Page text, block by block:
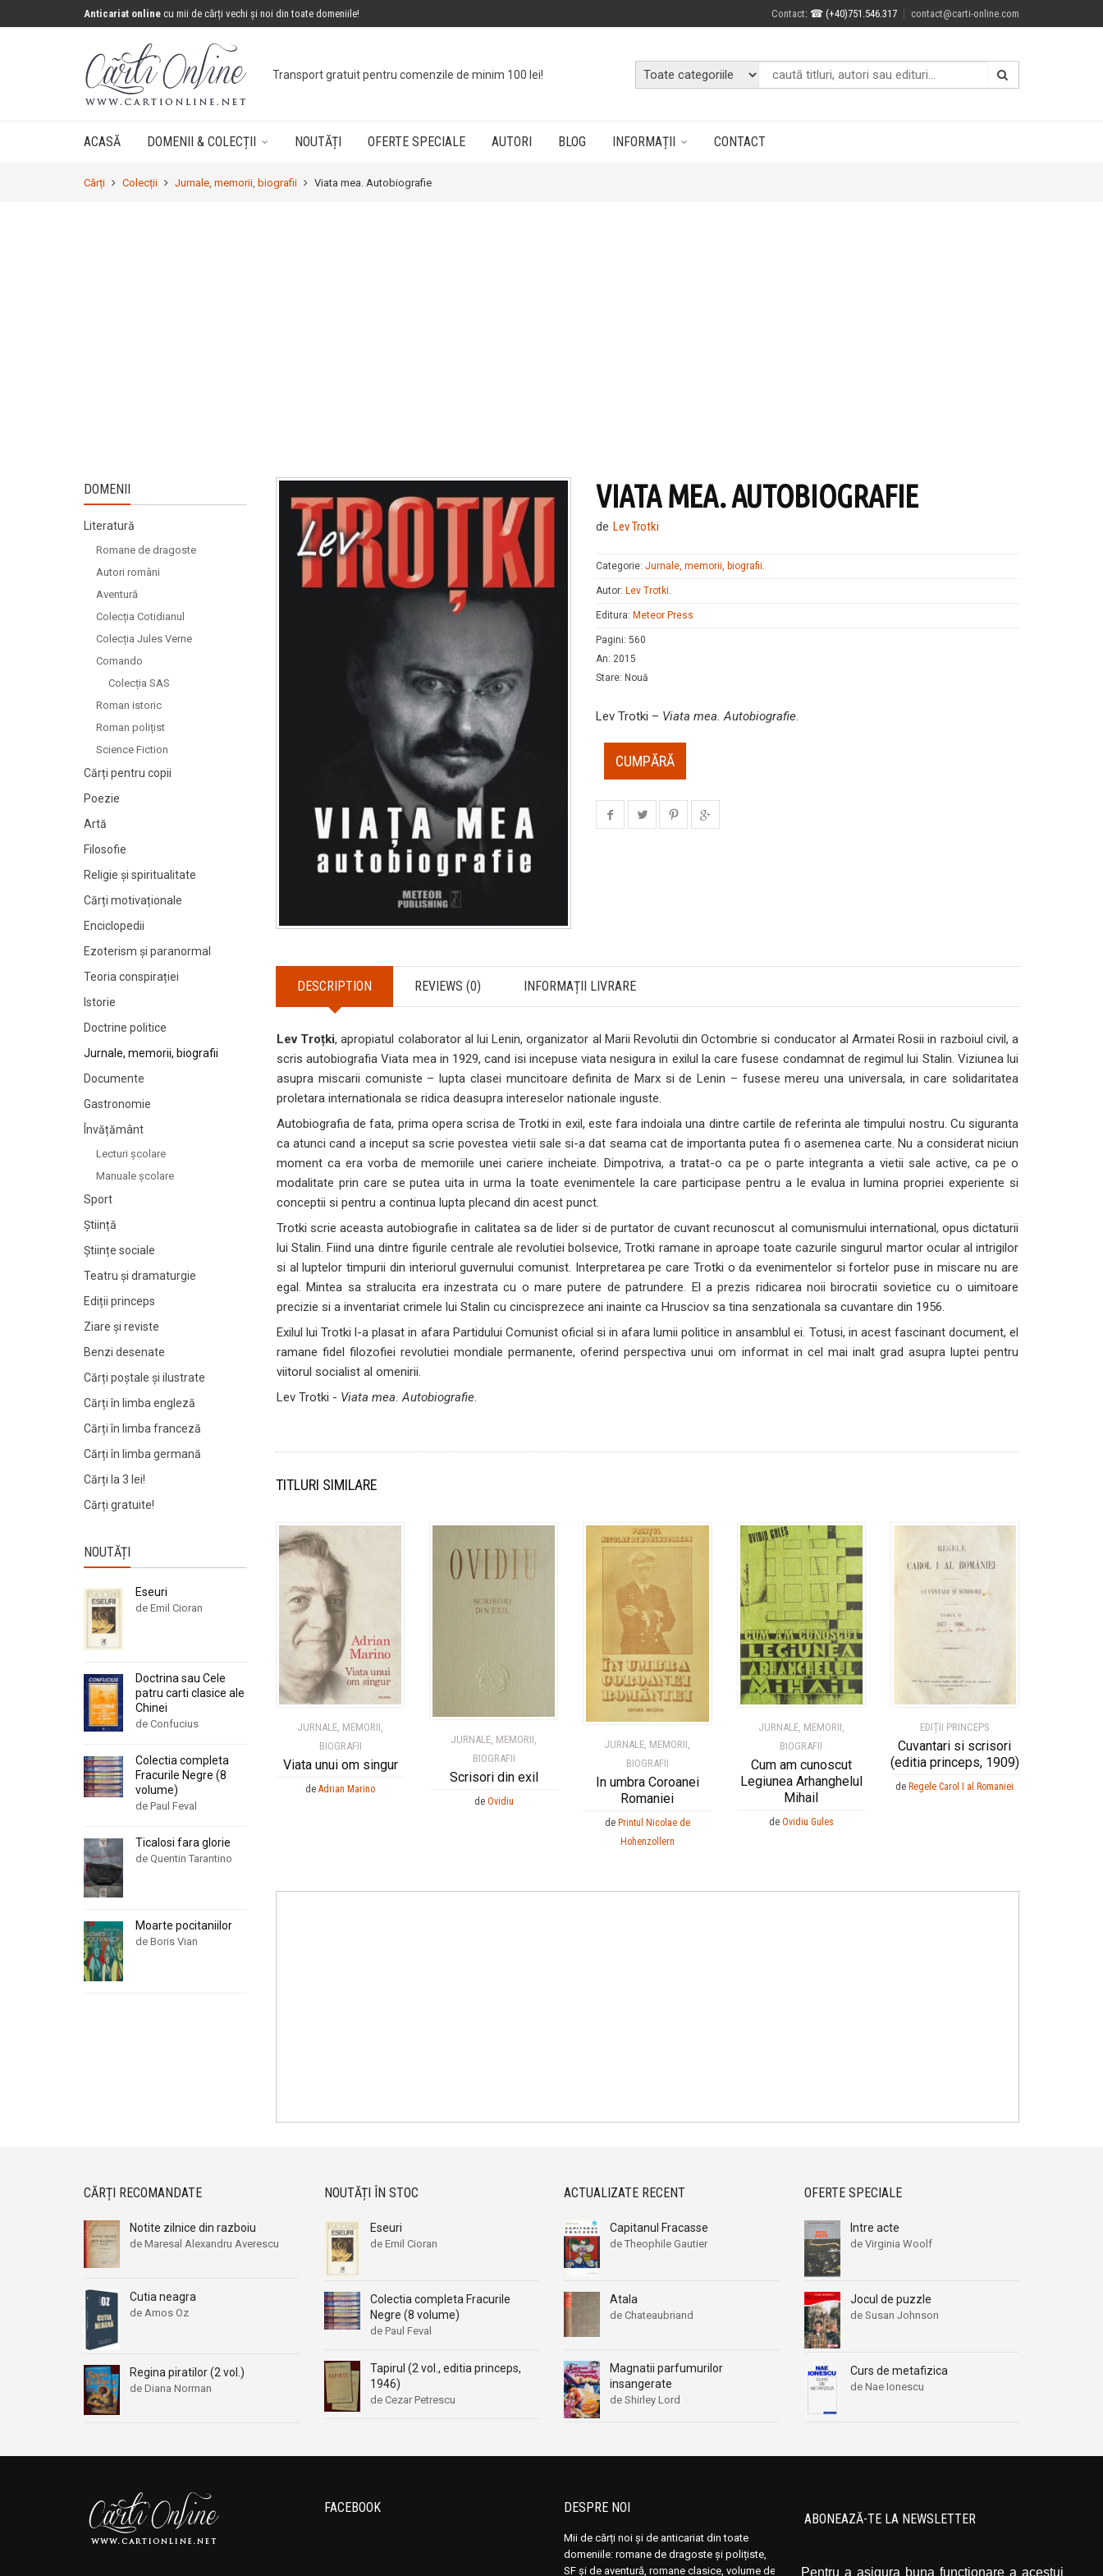
Pentru a asigura buna funcționare a acestui
Anticariat online cu mii de cărți vechi și noi din toate domeniile! Contact: ☎ (+40)751.546.317 contact@carti-online.com
Transport gratuit pentru comenzile de minim 100 lei!
ACASĂ DOMENII & COLECȚII NOUTĂȚI OFERTE SPECIALE AUTORI BLOG INFORMAȚII CONTACT
Cărți Colecții Jurnale, memorii, biografii Viata mea. Autobiografie
VIATA MEA. AUTOBIOGRAFIE
de Lev Trotki
Categorie: Jurnale, memorii, biografii.
Autor: Lev Trotki.
Editura: Meteor Press
Pagini: 560
An: 2015
Stare: Nouă
Lev Trotki – Viata mea. Autobiografie.
CUMPĂRĂ
DESCRIPTION REVIEWS (0) INFORMAȚII LIVRARE
Lev Troțki, apropiatul colaborator al lui Lenin, organizator al Marii Revolutii din Octombrie si conducator al Armatei Rosii in razboiul civil, a
scris autobiografia Viata mea in 1929, cand isi incepuse viata nesigura in exilul la care fusese condamnat de regimul lui Stalin. Viziunea lui
asupra miscarii comuniste – lupta clasei muncitoare definita de Marx si de Lenin – fusese mereu una universala, in care solidaritatea
proletara internationala se ridica deasupra intereselor nationale inguste.
Autobiografia de fata, prima opera scrisa de Trotki in exil, este fara indoiala una dintre cartile de referinta ale timpului nostru. Cu siguranta
ca atunci cand a inceput sa scrie povestea vietii sale si-a dat seama cat de importanta putea fi o asemenea carte. Nu a considerat niciun
moment ca era vorba de memoriile unei cariere incheiate. Dimpotriva, a tratat-o ca pe o parte integranta a vietii sale active, ca pe o
modalitate prin care se putea uita in urma la toate evenimentele la care participase pentru a le evalua in lumina propriei experiente si
conceptii si pentru a continua lupta plecand din acest punct.
Trotki scrie aceasta autobiografie in calitatea sa de lider si de purtator de cuvant recunoscut al comunismului international, opus dictaturii
lui Stalin. Fiind una dintre figurile centrale ale revolutiei bolsevice, Trotki ramane in aproape toate cazurile singurul martor ocular al intrigilor
si al luptelor timpurii din interiorul guvernului comunist. Interpretarea pe care Trotki o da evenimentelor si fortelor puse in miscare nu are
egal. Mintea sa stralucita era inzestrata cu o mare putere de patrundere. El a prezis ridicarea noii birocratii sovietice cu o uimitoare
precizie si a inventariat crimele lui Stalin cu cincisprezece ani inainte ca Hrusciov sa tina senzationala sa cuvantare din 1956.
Exilul lui Trotki l-a plasat in afara Partidului Comunist oficial si in afara lumii politice in ansamblul ei. Totusi, in acest fascinant document, el
ramane fidel filozofiei revolutiei mondiale permanente, oferind perspectiva unui om informat in cel mai inalt grad asupra luptei pentru
viitorul socialist al omenirii.
Lev Trotki - Viata mea. Autobiografie.
TITLURI SIMILARE
JURNALE, MEMORII,
BIOGRAFII
Viata unui om singur
deAdrian Marino
JURNALE, MEMORII,
BIOGRAFII
Scrisori din exil
de Ovidiu
JURNALE, MEMORII,
BIOGRAFII
In umbra Coroanei
Romaniei
de Printul Nicolae de
Hohenzollern
JURNALE, MEMORII,
BIOGRAFII
Cum am cunoscut
Legiunea Arhanghelul
Mihail
de Ovidiu Gules
EDIȚII PRINCEPS
Cuvantari si scrisori
(editia princeps, 1909)
deRegele Carol I al Romaniei
DOMENII
Literatură
Romane de dragoste
Autori români
Aventură
Colecția Cotidianul
Colecția Jules Verne
Comando
Colecția SAS
Roman istoric
Roman polițist
Science Fiction
Cărți pentru copii
Poezie
Artă
Filosofie
Religie și spiritualitate
Cărți motivaționale
Enciclopedii
Ezoterism și paranormal
Teoria conspirației
Istorie
Doctrine politice
Jurnale, memorii, biografii
Documente
Gastronomie
Învățământ
Lecturi şcolare
Manuale şcolare
Sport
Știință
Științe sociale
Teatru și dramaturgie
Ediții princeps
Ziare şi reviste
Benzi desenate
Cărți poștale și ilustrate
Cărți în limba engleză
Cărți în limba franceză
Cărți în limba germană
Cărți la 3 lei!
Cărți gratuite!
NOUTĂȚI
Eseuri
de Emil Cioran
Doctrina sau Cele
patru carti clasice ale
Chinei
de Confucius
Colectia completa
Fracurile Negre (8
volume)
de Paul Feval
Ticalosi fara glorie
de Quentin Tarantino
Moarte pocitaniilor
de Boris Vian
CĂRȚI RECOMANDATE
Notite zilnice din razboiu
de Maresal Alexandru Averescu
Cutia neagra
de Amos Oz
Regina piratilor (2 vol.)
de Diana Norman
NOUTĂȚI ÎN STOC
Eseuri
de Emil Cioran
Colectia completa Fracurile
Negre (8 volume)
de Paul Feval
Tapirul (2 vol., editia princeps,
1946)
de Cezar Petrescu
ACTUALIZATE RECENT
Capitanul Fracasse
de Theophile Gautier
Atala
de Chateaubriand
Magnatii parfumurilor
insangerate
de Shirley Lord
OFERTE SPECIALE
Intre acte
de Virginia Woolf
Jocul de puzzle
de Susan Johnson
Curs de metafizica
de Nae Ionescu
FACEBOOK DESPRE NOI
Mii de cărți noi și de anticariat din toate
domeniile: romane de dragoste și polițiste,
SF și de aventură, romane clasice, volume de
ABONEAZĂ-TE LA NEWSLETTER
pe butonul de abonare.